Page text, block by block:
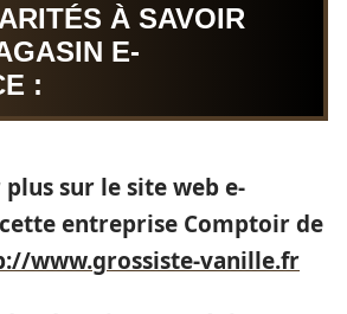
À SAVOIR
E-
:
sur le site web e-
entreprise Comptoir de
www.grossiste-vanille.fr